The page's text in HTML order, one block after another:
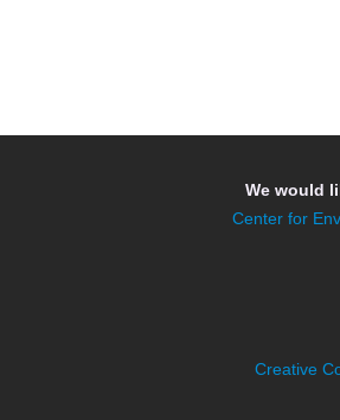
We would
Center for
Creative